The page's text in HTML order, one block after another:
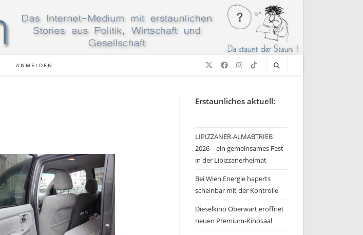
ANMELDEN
Erstaunliches aktuell:
LIPIZZANER-ALMABTRIEB
2026 – ein gemeinsames Fest
in der Lipizzanerheimat
Bei Wien Energie haperts
scheinbar mit der Kontrolle
Dieselkino Oberwart eröffnet
neuen Premium-Kinosaal